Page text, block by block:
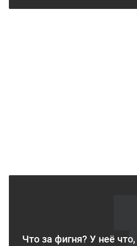
Что за фигня? У неё